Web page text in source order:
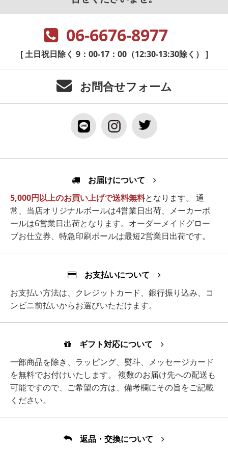
06-6676-8977
[ 土日祝日除く 9：00-17：00（12:30-13:30除く） ]
お問合せフォーム
お届けについて
5,000円以上のお買い上げで送料無料となります。 通
常、当店オリジナルボールは4営業日出荷、メーカーボ
ールは6営業日出荷となります。オーダーメイドグロー
ブお仕立券、特急印刷ボールは最短2営業日出荷です。
お支払いについて
お支払い方法は、クレジットカード、銀行振り込み、コ
ンビニ前払いからお選びいただけます。
ギフト対応について
一部商品を除き、ラッピング、熨斗、メッセージカード
を無料でお付けいたします。 複数のお届け先への配送も
可能ですので、ご希望の方は、備考欄にその旨をご記載
ください。
返品・交換について